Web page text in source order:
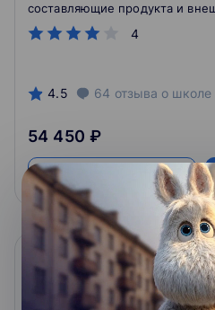
4
составляющие продукта и
принимать верные
условиях быстро меняющегося
4.5 64 отзыва о школе
54 450 ₽